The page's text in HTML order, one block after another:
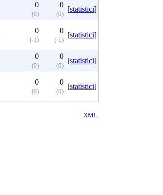
0
(0)
0
(0)
[statistici]
0
(-1)
0
(-1)
[statistici]
0
(0)
0
(0)
[statistici]
0
(0)
0
(0)
[statistici]
XML